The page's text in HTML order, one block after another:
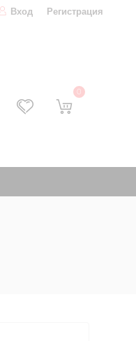
Вход Регистрация
0